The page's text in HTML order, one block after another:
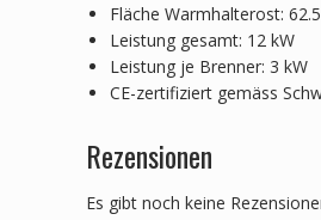
Fläche Warmhalterost:
Leistung gesamt: 12 kW
Leistung je Brenner: 3 kW
CE-zertifiziert gemäss
Rezensionen
Es gibt noch keine